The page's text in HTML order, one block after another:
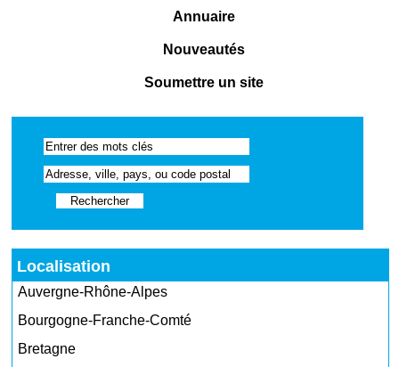
Annuaire
Nouveautés
Soumettre un site
Localisation
Auvergne-Rhône-Alpes
Bourgogne-Franche-Comté
Bretagne